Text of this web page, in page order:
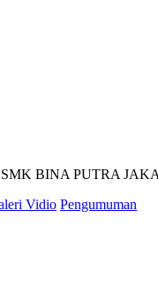
SMK BINA PUTRA
Vidio Pengumuman